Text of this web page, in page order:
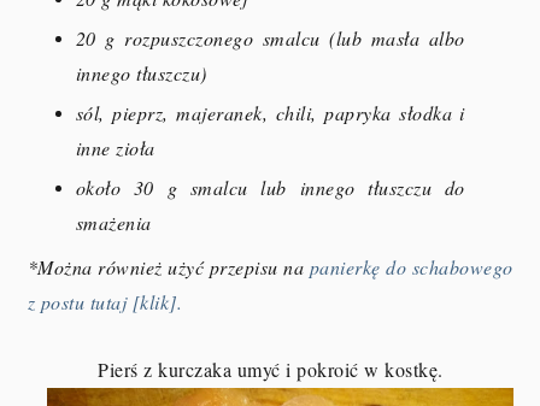
20 g rozpuszczonego smalcu (lub masła albo
innego tłuszczu)
sól, pieprz, majeranek, chili, papryka słodka i
inne zioła
około 30 g smalcu lub innego tłuszczu do
smażenia
*Można również użyć przepisu na panierkę do schabowego
z postu tutaj [klik].
Pierś z kurczaka umyć i pokroić w kostkę.